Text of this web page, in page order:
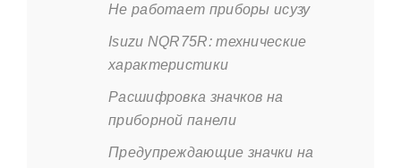
Не работает приборы исузу
Isuzu NQR75R: технические
характеристики
Расшифровка значков на
приборной панели
Предупреждающие значки на